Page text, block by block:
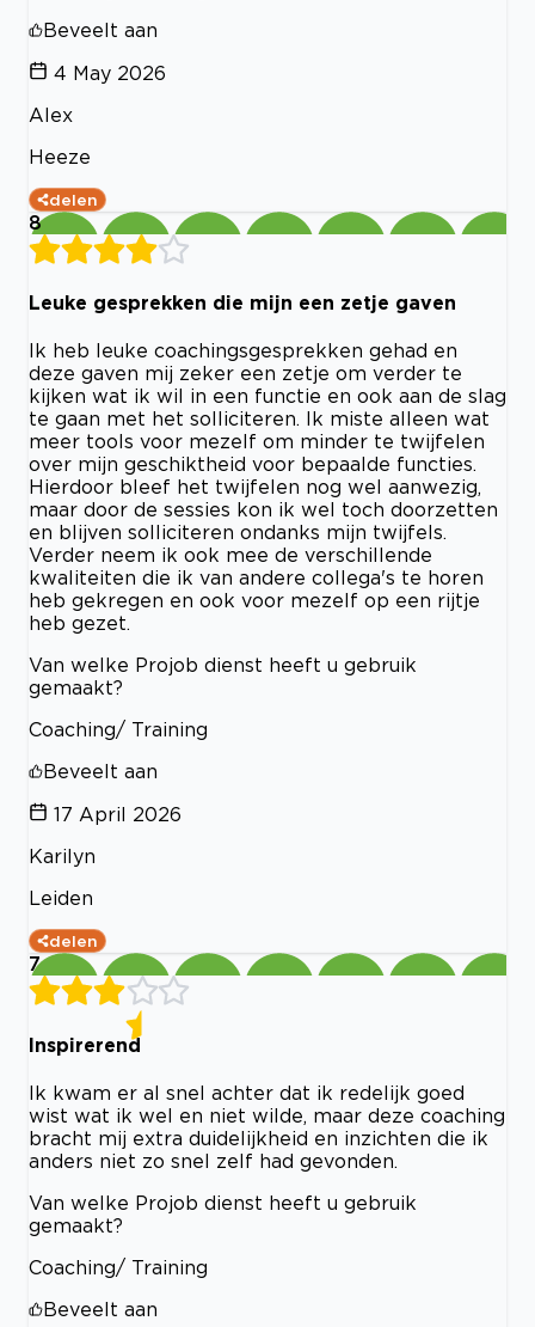
Beveelt aan
4 May 2026
Alex
Heeze
delen
8
Leuke gesprekken die mijn een zetje gaven
Ik heb leuke coachingsgesprekken gehad en
deze gaven mij zeker een zetje om verder te
kijken wat ik wil in een functie en ook aan de slag
te gaan met het solliciteren. Ik miste alleen wat
meer tools voor mezelf om minder te twijfelen
over mijn geschiktheid voor bepaalde functies.
Hierdoor bleef het twijfelen nog wel aanwezig,
maar door de sessies kon ik wel toch doorzetten
en blijven solliciteren ondanks mijn twijfels.
Verder neem ik ook mee de verschillende
kwaliteiten die ik van andere collega's te horen
heb gekregen en ook voor mezelf op een rijtje
heb gezet.
Van welke Projob dienst heeft u gebruik
gemaakt?
Coaching/ Training
Beveelt aan
17 April 2026
Karilyn
Leiden
delen
7
Inspirerend
Ik kwam er al snel achter dat ik redelijk goed
wist wat ik wel en niet wilde, maar deze coaching
bracht mij extra duidelijkheid en inzichten die ik
anders niet zo snel zelf had gevonden.
Van welke Projob dienst heeft u gebruik
gemaakt?
Coaching/ Training
Beveelt aan